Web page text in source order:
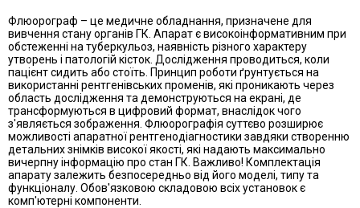
Флюорограф – це медичне обладнання, призначене для
вивчення стану органів ГК. Апарат є високоінформативним при
обстеженні на туберкульоз, наявність різного характеру
утворень і патологій кісток. Дослідження проводиться, коли
пацієнт сидить або стоїть. Принцип роботи ґрунтується на
використанні рентгенівських променів, які проникають через
область дослідження та демонструються на екрані, де
трансформуються в цифровий формат, внаслідок чого
з'являється зображення. Флюорографія суттєво розширює
можливості апаратної рентгенодіагностики завдяки створенню
детальних знімків високої якості, які надають максимально
вичерпну інформацію про стан ГК. Важливо! Комплектація
апарату залежить безпосередньо від його моделі, типу та
функціоналу. Обов'язковою складовою всіх установок є
комп'ютерні компоненти.